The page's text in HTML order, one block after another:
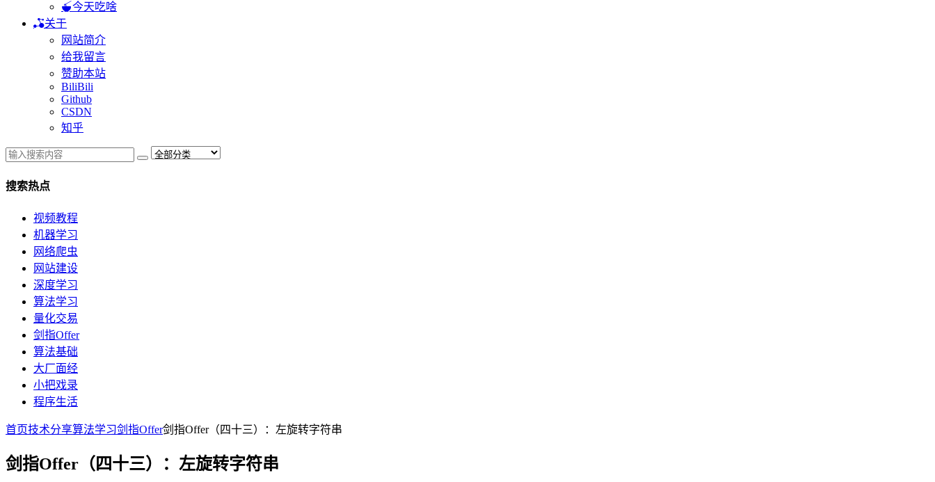
今天吃啥
关于
网站简介
给我留言
赞助本站
BiliBili
Github
CSDN
知乎
搜索热点
视频教程
机器学习
网络爬虫
网站建设
深度学习
算法学习
量化交易
剑指Offer
算法基础
大厂面经
小把戏录
程序生活
首页技术分享算法学习剑指Offer剑指Offer（四十三）：左旋转字符串
剑指Offer（四十三）：左旋转字符串